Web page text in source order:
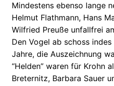
Mindestens ebenso lange
Helmut Flathmann, Hans
Wilfried Preuße unfallfrei
Den Vogel ab schoss
Jahre, die Auszeichnung
“Helden” waren für Krohn
Breternitz, Barbara Sauer